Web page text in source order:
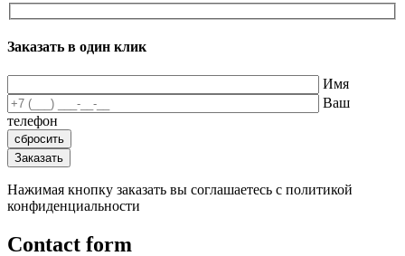
Заказать в один клик
Имя
Ваш
телефон
Нажимая кнопку заказать вы соглашаетесь с политикой
конфиденциальности
Contact form